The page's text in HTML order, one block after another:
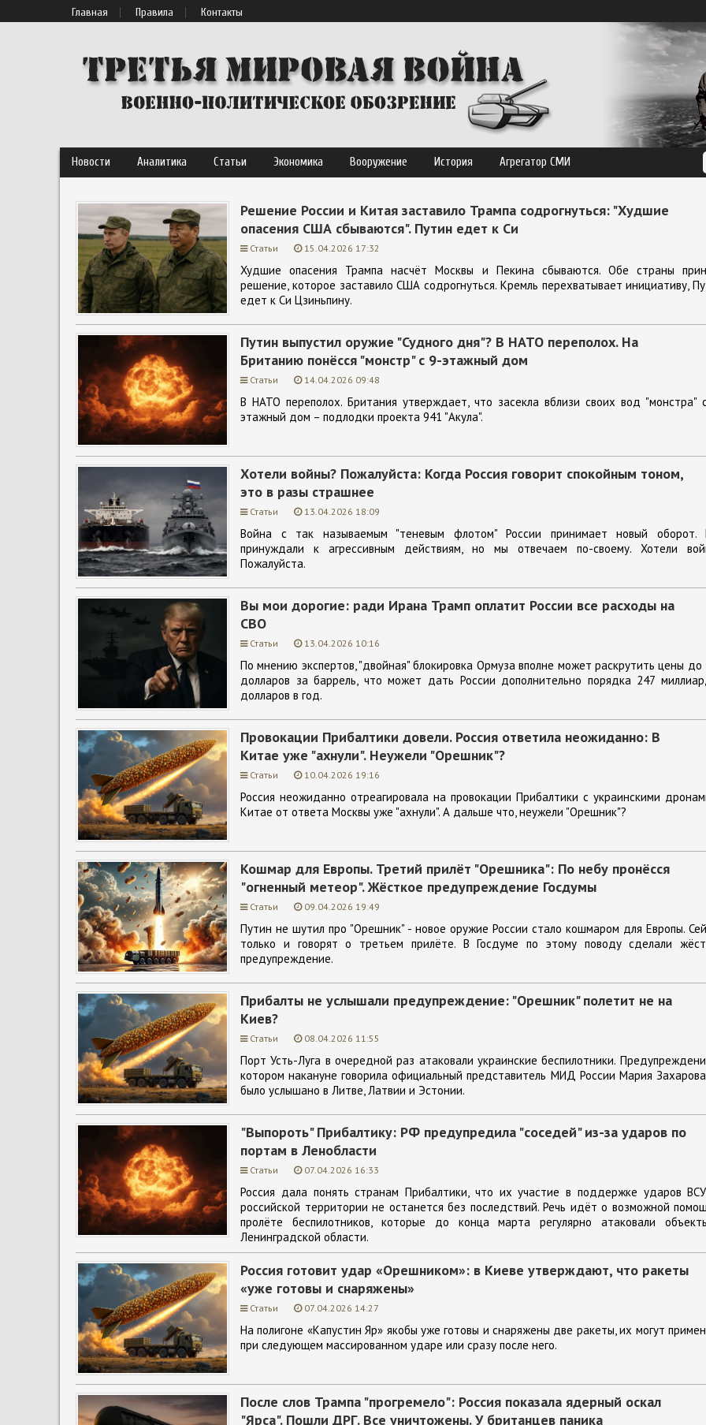
Главная Правила Контакты
Новости Аналитика Статьи Экономика Вооружение История Агрегатор СМИ
Решение России и Китая заставило Трампа содрогнуться: "Худшие
опасения США сбываются". Путин едет к Си
Статьи 15.04.2026 17:32
Худшие опасения Трампа насчёт Москвы и Пекина сбываются. Обе страны
решение, которое заставило США содрогнуться. Кремль перехватывает инициативу,
едет к Си Цзиньпину.
Путин выпустил оружие "Судного дня"? В НАТО переполох. На
Британию понёсся "монстр" с 9-этажный дом
Статьи 14.04.2026 09:48
В НАТО переполох. Британия утверждает, что засекла вблизи своих вод "монстра"
этажный дом – подлодки проекта 941 "Акула".
Хотели войны? Пожалуйста: Когда Россия говорит спокойным тоном,
это в разы страшнее
Статьи 13.04.2026 18:09
Война с так называемым "теневым флотом" России принимает новый оборот.
принуждали к агрессивным действиям, но мы отвечаем по-своему. Хотели
Пожалуйста.
Вы мои дорогие: ради Ирана Трамп оплатит России все расходы на
СВО
Статьи 13.04.2026 10:16
По мнению экспертов, "двойная" блокировка Ормуза вполне может раскрутить цены до
долларов за баррель, что может дать России дополнительно порядка 247
долларов в год.
Провокации Прибалтики довели. Россия ответила неожиданно: В
Китае уже "ахнули". Неужели "Орешник"?
Статьи 10.04.2026 19:16
Россия неожиданно отреагировала на провокации Прибалтики с украинскими
Китае от ответа Москвы уже "ахнули". А дальше что, неужели "Орешник"?
Кошмар для Европы. Третий прилёт "Орешника": По небу пронёсся
"огненный метеор". Жёсткое предупреждение Госдумы
Статьи 09.04.2026 19:49
Путин не шутил про "Орешник" - новое оружие России стало кошмаром для Европы.
только и говорят о третьем прилёте. В Госдуме по этому поводу сделали
предупреждение.
Прибалты не услышали предупреждение: "Орешник" полетит не на
Киев?
Статьи 08.04.2026 11:55
Порт Усть-Луга в очередной раз атаковали украинские беспилотники.
котором накануне говорила официальный представитель МИД России Мария
было услышано в Литве, Латвии и Эстонии.
"Выпороть" Прибалтику: РФ предупредила "соседей" из-за ударов по
портам в Ленобласти
Статьи 07.04.2026 16:33
Россия дала понять странам Прибалтики, что их участие в поддержке ударов
российской территории не останется без последствий. Речь идёт о возможной
пролёте беспилотников, которые до конца марта регулярно атаковали
Ленинградской области.
Россия готовит удар «Орешником»: в Киеве утверждают, что ракеты
«уже готовы и снаряжены»
Статьи 07.04.2026 14:27
На полигоне «Капустин Яр» якобы уже готовы и снаряжены две ракеты, их могут
при следующем массированном ударе или сразу после него.
После слов Трампа "прогремело": Россия показала ядерный оскал
"Ярса". Пошли ДРГ. Все уничтожены. У британцев паника